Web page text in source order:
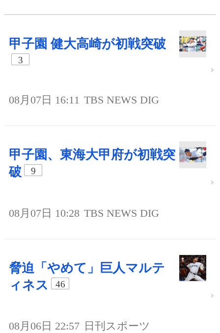
甲子園 健大高崎が初戦突破
3
08月07日 16:11 TBS NEWS DIG
甲子園、東海大甲府が初戦突
破
9
08月07日 10:28 TBS NEWS DIG
脅迫「やめて」巨人マルテ
ィネス
46
08月06日 22:57 日刊スポーツ